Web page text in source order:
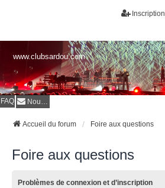
Inscription
www.clubsardou.com
FAQ Nous contacter
Accueil du forum Foire aux questions
Foire aux questions
Problèmes de connexion et d’inscription